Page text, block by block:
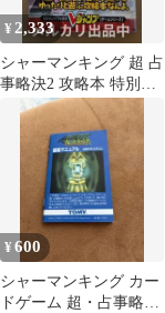
¥ 2,333
シャーマンキング 超 占
事略決2 攻略本 特別カ
ードつき
¥600
シャーマンキング カー
ドゲーム 超・占事略決